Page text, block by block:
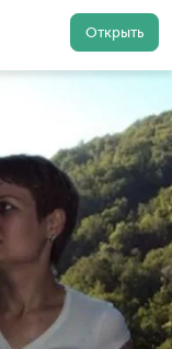
Открыть
Няни у метро